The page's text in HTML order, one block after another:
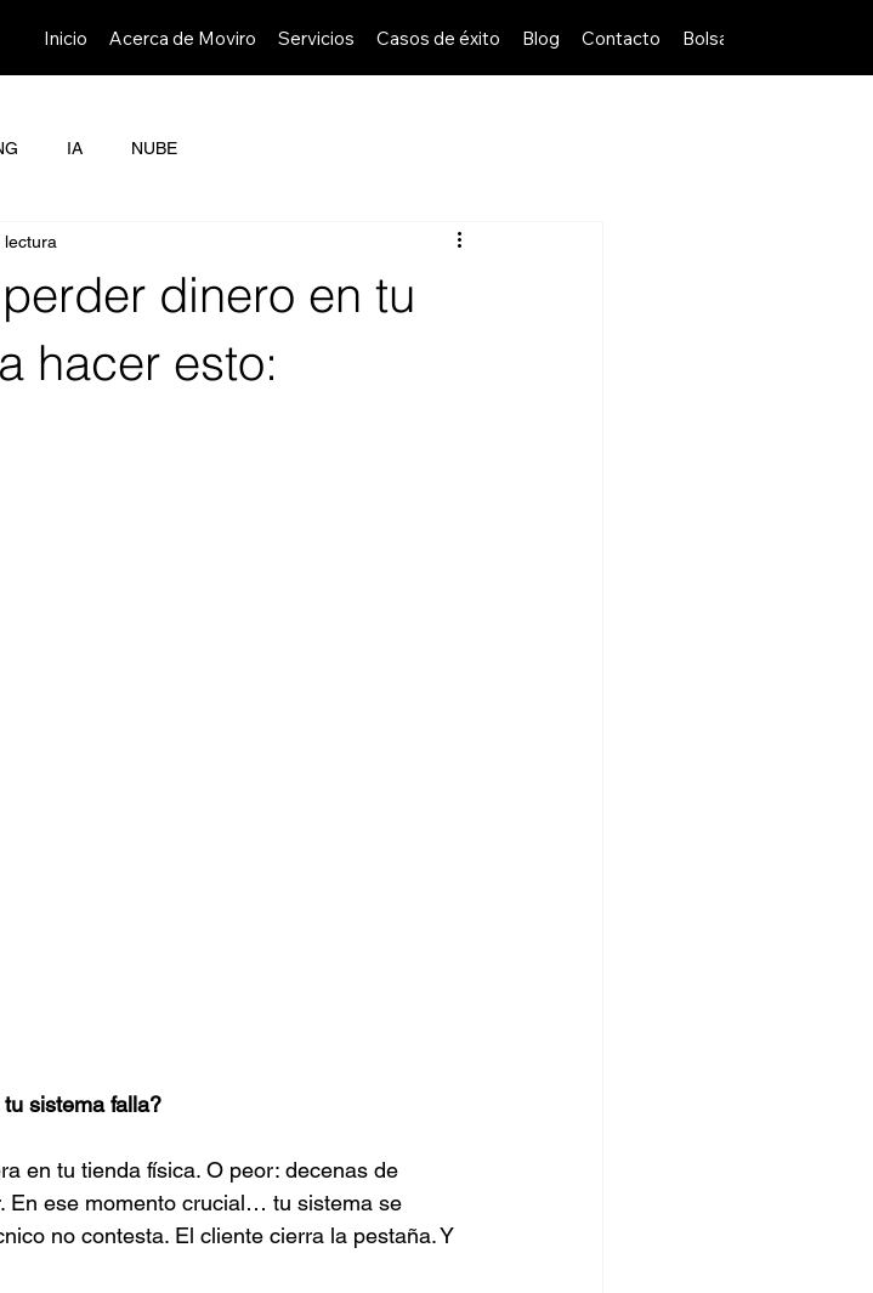
Inicio Acerca de Moviro Servicios Casos de éxito Blog Contacto Bolsa de Trabajo
IA NUBE
dinero en tu
hacer esto:
lectura
sistema falla?
en tu tienda física. O peor: decenas de
En ese momento crucial… tu sistema se
no contesta. El cliente cierra la pestaña. Y